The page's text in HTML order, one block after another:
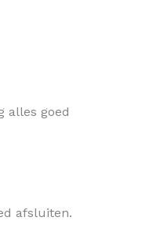
alles goed
afsluiten.